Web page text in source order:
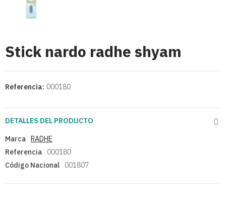
Stick nardo radhe shyam
Referencia: 000180
DETALLES DEL PRODUCTO
Marca RADHE
Referencia
000180
Código Nacional
001807